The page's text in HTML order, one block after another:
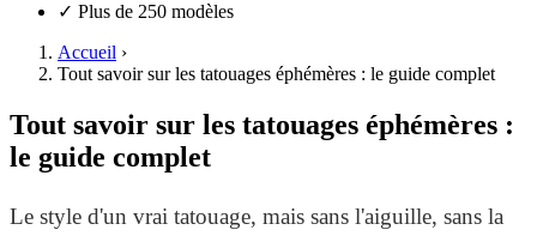
✓ Plus de 250 modèles
Accueil ›
Tout savoir sur les tatouages éphémères : le guide complet
Tout savoir sur les tatouages éphémères :
le guide complet
Le style d'un vrai tatouage, mais sans l'aiguille, sans la